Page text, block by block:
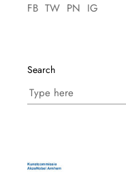
FB TW PN IG
Search
Search
for: